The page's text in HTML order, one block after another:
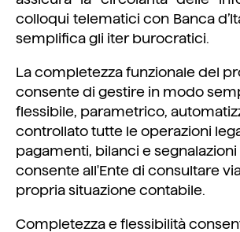
colloqui telematici con Banca
semplifica gli iter burocratici.
La completezza funzionale del
consente di gestire in modo
flessibile, parametrico,
controllato tutte le operazioni
pagamenti, bilanci e
consente all'Ente di consultare
propria situazione contabile.
Completezza e flessibilità